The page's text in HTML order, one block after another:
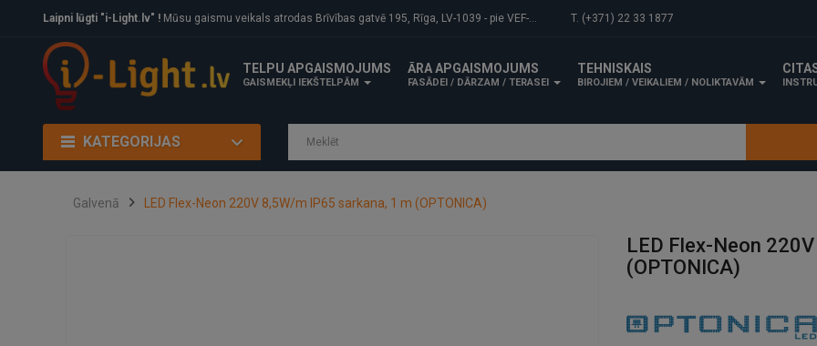
Laipni lūgti "i-Light.lv" ! Mūsu gaismu veikals atrodas Brīvības gatvē 195, Rīga, LV-1039 - pie VEF-Gaisa tilta. T. (+371) 22 33 1877
TELPU APGAISMOJUMS
GAISMEKĻI IEKŠTELPĀM
ĀRA APGAISMOJUMS
FASĀDEI / DĀRZAM / TERASEI
TEHNISKAIS
BIROJIEM / VEIKALIEM / NOLIKTAVĀM
KATEGORIJAS
Galvenā LED Flex-Neon 220V 8,5W/m IP65 sarkana, 1 m (OPTONICA)
LED Flex-Neon
(OPTONICA)